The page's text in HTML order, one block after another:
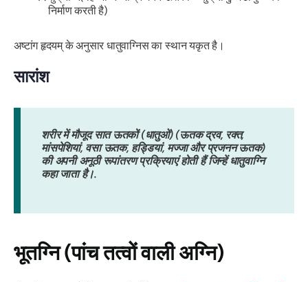
निर्माण करती है)
अष्टांग हृदयम् के अनुसार धातुवाग्निसका स्थान यकृत है।
सारांश
शरीर में मौजूद सात ऊतकों (धातुओं) (ऊतक द्रव, रक्त,
मांसपेशियां, वसा ऊतक, हड्डियां, मज्जा और प्रजनन ऊतक)
की अपनी अनूठी रूपांतरण प्रक्रियाएं होती हैं जिन्हें धातुवाग्नि
कहा जाता है।.
भूतग्नि (पांच तत्वों वाली अग्नि)